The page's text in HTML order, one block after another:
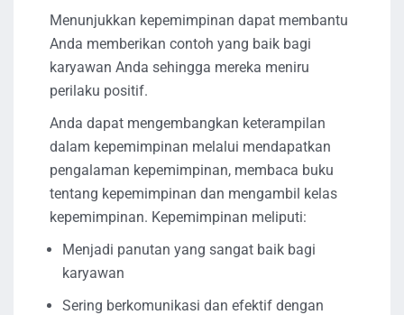
Menunjukkan kepemimpinan dapat membantu
Anda memberikan contoh yang baik bagi
karyawan Anda sehingga mereka meniru
perilaku positif.
Anda dapat mengembangkan keterampilan
dalam kepemimpinan melalui mendapatkan
pengalaman kepemimpinan, membaca buku
tentang kepemimpinan dan mengambil kelas
kepemimpinan. Kepemimpinan meliputi:
Menjadi panutan yang sangat baik bagi
karyawan
Sering berkomunikasi dan efektif dengan